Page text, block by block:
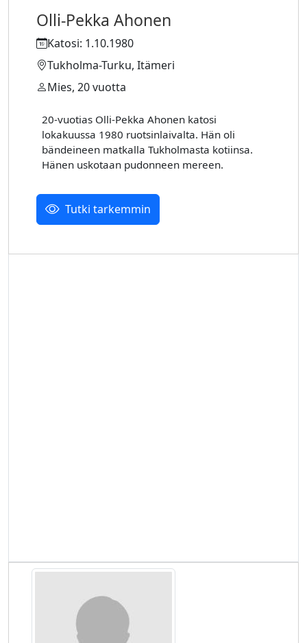
Olli-Pekka Ahonen
Katosi: 1.10.1980
Tukholma-Turku, Itämeri
Mies, 20 vuotta
20-vuotias Olli-Pekka Ahonen katosi
lokakuussa 1980 ruotsinlaivalta. Hän oli
bändeineen matkalla Tukholmasta kotiinsa.
Hänen uskotaan pudonneen mereen.
Tutki tarkemmin